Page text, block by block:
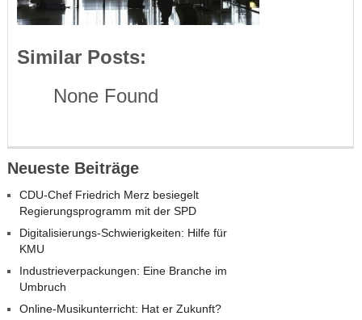
Similar Posts:
None Found
Neueste Beiträge
CDU-Chef Friedrich Merz besiegelt
Regierungsprogramm mit der SPD
Digitalisierungs-Schwierigkeiten: Hilfe für
KMU
Industrieverpackungen: Eine Branche im
Umbruch
Online-Musikunterricht: Hat er Zukunft?